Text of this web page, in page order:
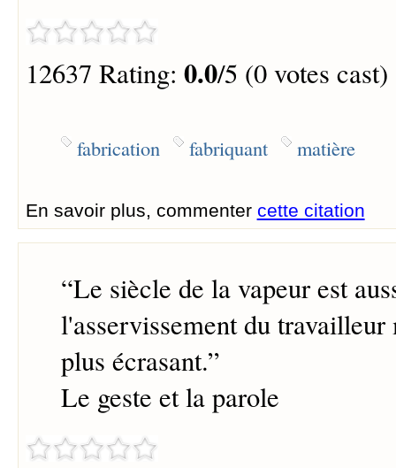
12637 Rating: 0.0/5 (0 votes cast)
fabrication fabriquant matière
En savoir plus, commenter cette citation
“Le siècle de la vapeur est
l'asservissement du travailleur
plus écrasant.”
Le geste et la parole